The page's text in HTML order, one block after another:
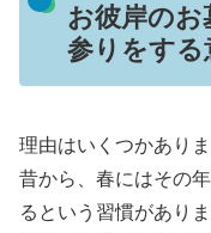
お彼岸の
参りをする
理由はいくつかありま
昔から、春にはその
るという習慣がありま